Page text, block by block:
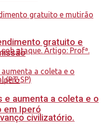
civilizatório.
gratuito e
e aumenta a coleta e o
em Iperó